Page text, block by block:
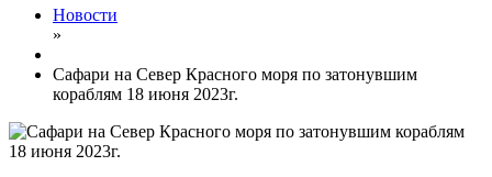
Новости
»
Сафари на Север Красного моря по затонувшим
кораблям 18 июня 2023г.